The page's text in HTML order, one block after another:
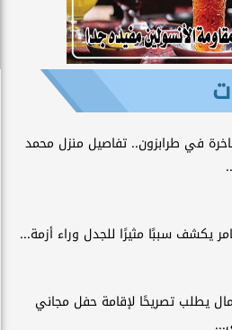
في طرابزون.. تفاصيل منزل محمد
يكشف سببًا مثيرًا للجدل وراء أزمة...
يطلب تصريحًا لإقامة حفل مجاني